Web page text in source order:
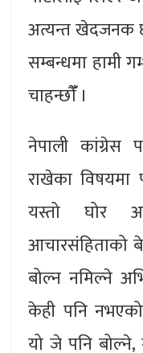
अत्यन्त खेदजनक
सम्बन्धमा हामी
चाहन्छौँँ ।
नेपाली कांग्रेस
राखेका
यस्तो घोर
आचारसंहिताको
बोल्न नमिल्ने
केही पनि
यो जे पनि